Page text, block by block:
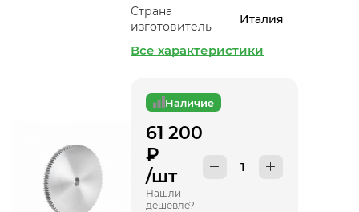
Страна
изготовитель
Италия
Все характеристики
Наличие
61 200
₽
/шт
Нашли
дешевле?